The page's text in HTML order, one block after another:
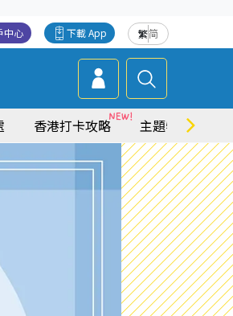
繁简
下載 App
中心
香港打卡攻略 主題特集